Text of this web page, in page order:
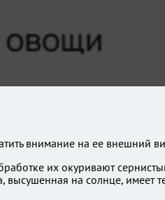
внимание на ее внешний
их окуривают
высушенная на солнце, имеет